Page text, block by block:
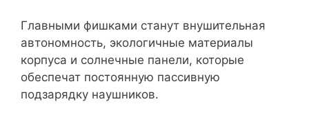
Главными фишками станут внушительная
автономность, экологичные материалы
корпуса и солнечные панели, которые
обеспечат постоянную пассивную
подзарядку наушников.